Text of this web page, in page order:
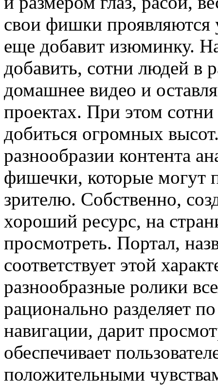
свои фишки проявляются
еще добавит изюминку.
добавить, сотни людей в
домашнее видео и
проектах. При этом
добиться огромных
разнообразии контента
фишечки, которые могут
зрителю. Собственно,
хороший ресурс, на
просмотреть. Портал,
соответствует этой
разнообразные ролики
рационально разделяет
навигации, дарит
обеспечивает
положительными